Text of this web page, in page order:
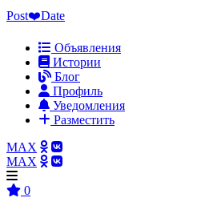
Post❤️Date
Объявления
Истории
Блог
Профиль
Уведомления
Разместить
MAX
MAX
0